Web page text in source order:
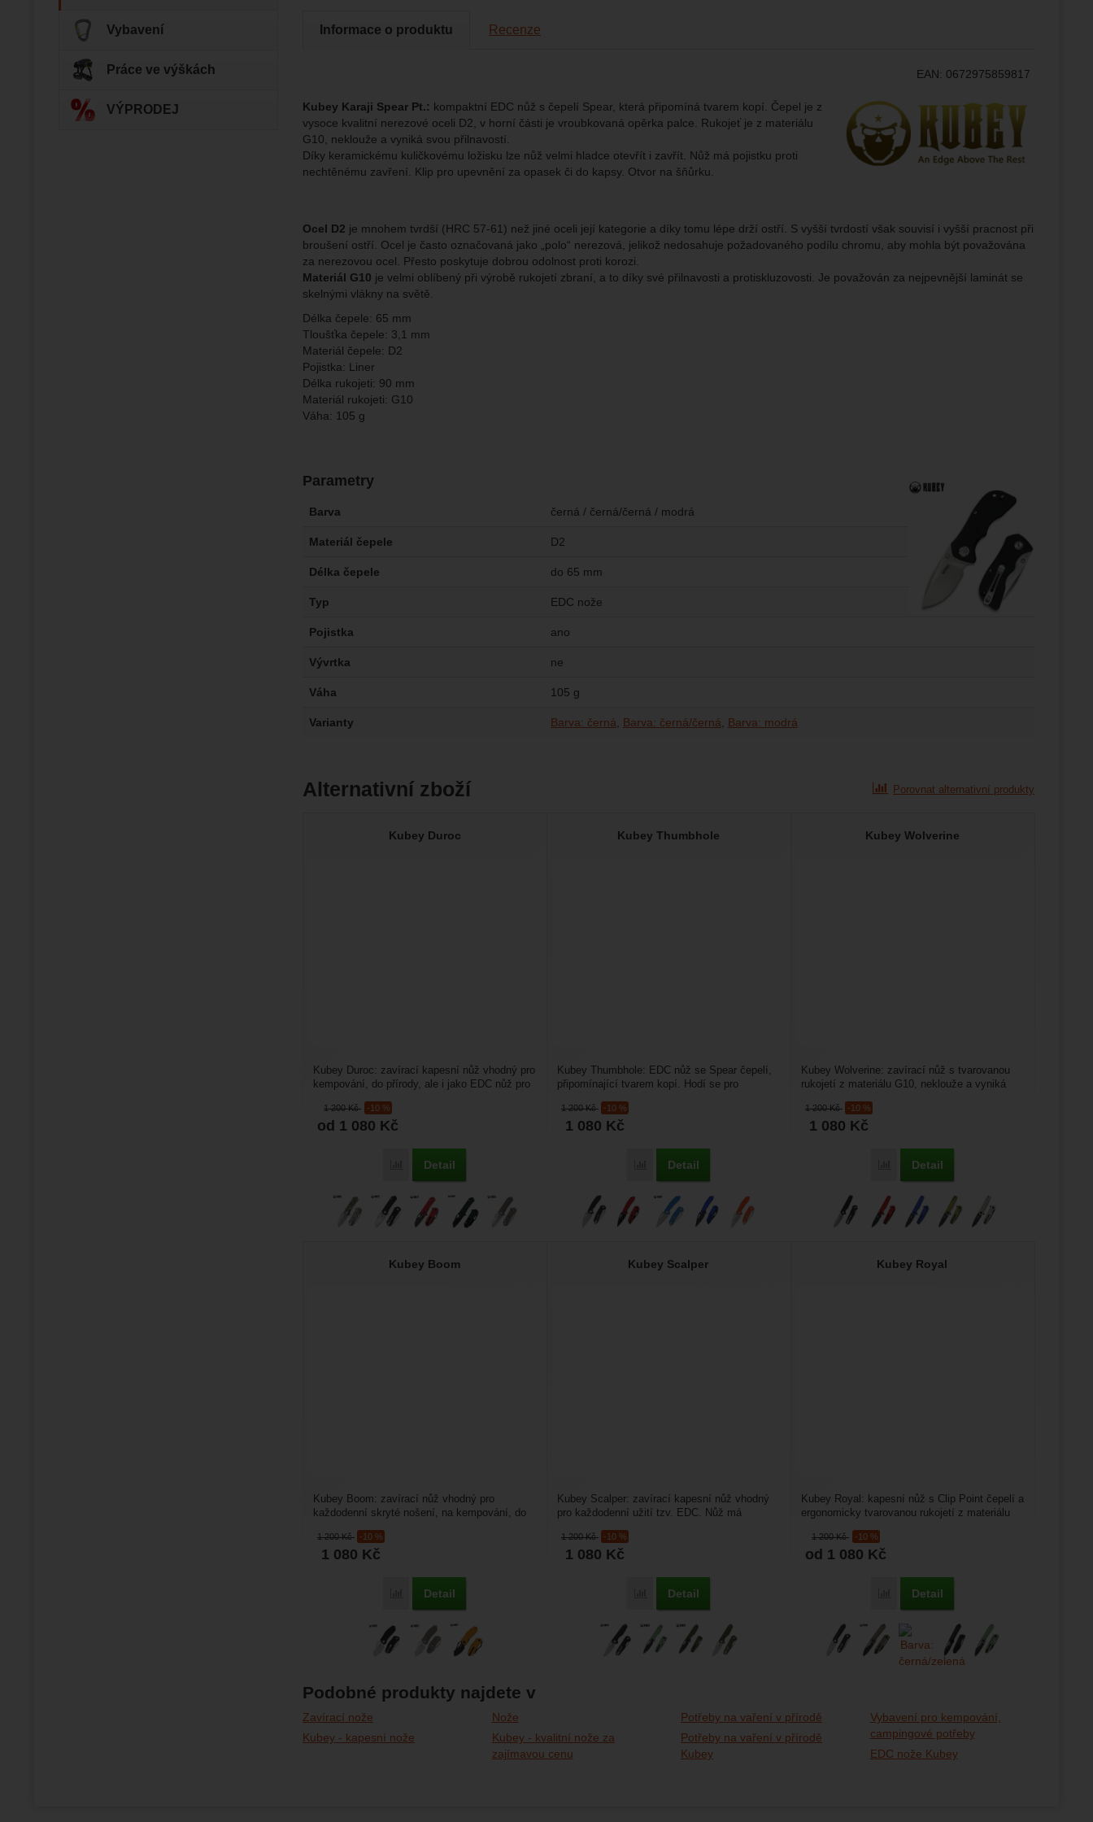
nejsme schopni identifikovat konkrétní uživatele našeho webu.
Zobrazit
Marketingové cookies používáme my nebo naši partneři, abychom vám mohli zobrazit
vhodné obsahy nebo reklamy jak na našich stránkách, tak na stránkách třetích stran.
Informace o produktu Recenze
EAN: 0672975859817
Výrobce:
Kubey Karaji Spear Pt.: kompaktní EDC nůž s čepelí Spear, která připomíná tvarem kopí. Čepel je z
vysoce kvalitní nerezové oceli D2, v horní části je vroubkovaná opěrka palce. Rukojeť je z materiálu
G10, neklouže a vyniká svou přilnavostí.
Díky keramickému kuličkovému ložisku lze nůž velmi hladce otevřít i zavřít. Nůž má pojistku proti
nechtěnému zavření. Klip pro upevnění za opasek či do kapsy. Otvor na šňůrku.
Ocel D2 je mnohem tvrdší (HRC 57-61) než jiné oceli její kategorie a díky tomu lépe drží ostří. S vyšší tvrdostí však souvisí i vyšší pracnost při
broušení ostří. Ocel je často označovaná jako „polo“ nerezová, jelikož nedosahuje požadovaného podílu chromu, aby mohla být považována
za nerezovou ocel. Přesto poskytuje dobrou odolnost proti korozi.
Materiál G10 je velmi oblíbený při výrobě rukojetí zbraní, a to díky své přilnavosti a protiskluzovosti. Je považován za nejpevnější laminát se
skelnými vlákny na světě.
Délka čepele: 65 mm
Tloušťka čepele: 3,1 mm
Materiál čepele: D2
Pojistka: Liner
Délka rukojeti: 90 mm
Materiál rukojeti: G10
Váha: 105 g
Parametry
Barva černá / černá/černá / modrá
Materiál čepele D2
Délka čepele do 65 mm
Typ EDC nože
Pojistka ano
Vývrtka ne
Váha 105 g
Varianty Barva: černá Barva: černá/černá Barva: modrá
Alternativní zboží Porovnat alternativní produkty
Kubey Duroc
1 200Kč -10 %
od 1 080 Kč
Porovnat
Detail
Kubey Duroc: zavírací kapesní nůž vhodný pro
kempování, do přírody, ale i jako EDC nůž pro
Kubey Thumbhole
1 200Kč -10 %
1 080 Kč
Porovnat
Detail
Kubey Thumbhole: EDC nůž se Spear čepelí,
připomínající tvarem kopí. Hodí se pro
Kubey Wolverine
1 200Kč -10 %
1 080 Kč
Porovnat
Detail
Kubey Wolverine: zavírací nůž s tvarovanou
rukojetí z materiálu G10, neklouže a vyniká
Kubey Boom
1 200Kč -10 %
1 080 Kč
Porovnat
Detail
Kubey Boom: zavírací nůž vhodný pro
každodenní skryté nošení, na kempování, do
Kubey Scalper
1 200Kč -10 %
1 080 Kč
Porovnat
Detail
Kubey Scalper: zavírací kapesní nůž vhodný
pro každodenní užití tzv. EDC. Nůž má
Kubey Royal
1 200Kč -10 %
od 1 080 Kč
Porovnat
Detail
Kubey Royal: kapesní nůž s Clip Point čepelí a
ergonomicky tvarovanou rukojetí z materiálu
Podobné produkty najdete v
Zavírací nože
Kubey - kapesní nože
Nože
Kubey - kvalitní nože za
zajímavou cenu
Potřeby na vaření v přírodě
Potřeby na vaření v přírodě
Kubey
Vybavení pro kempování,
campingové potřeby
EDC nože Kubey
Vybavení
Práce ve výškách
VÝPRODEJ